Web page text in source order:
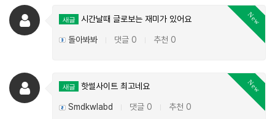
New
새글 시간날때 글로보는 재미가 있어요
돌아봐봐 댓글 0 추천 0
New
새글 핫썰사이트 최고네요
Smdkwlabd 댓글 0 추천 0